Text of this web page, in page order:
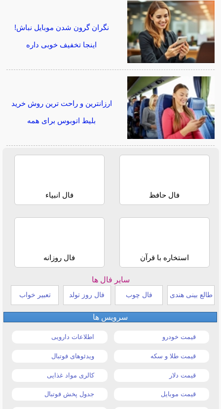
نگران گرون شدن موبایل نباش!
اینجا تخفیف خوبی داره
ارزانترین و راحت ترین روش خرید
بلیط اتوبوس برای همه
فال حافظ فال انبیاء
استخاره با قرآن فال روزانه
سایر فال ها
طالع بینی هندی فال چوب فال روز تولد تعبیر خواب
سرویس ها
قیمت خودرو اطلاعات دارویی
قیمت طلا و سکه ویدئوهای فوتبال
قیمت دلار کالری مواد غذایی
قیمت موبایل جدول پخش فوتبال